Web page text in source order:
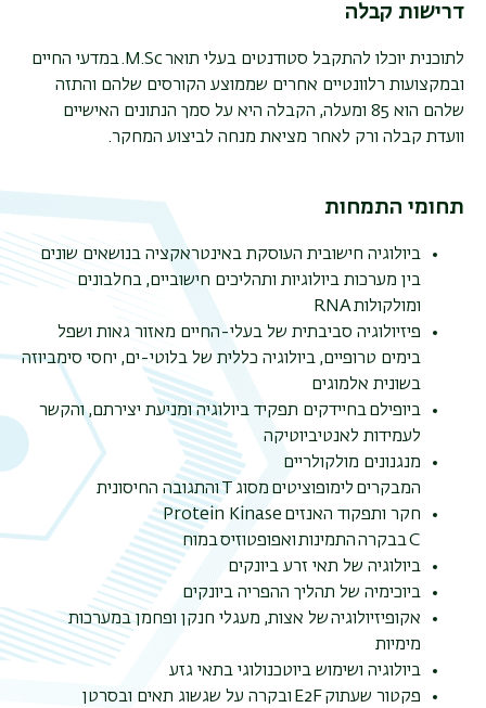
דרישות קבלה
לתוכנית יוכלו להתקבל סטודנטים בעלי תואר M.Sc. במדעי החיים
ובמקצועות רלוונטיים אחרים שממוצע הקורסים שלהם והתזה
שלהם הוא 85 ומעלה, הקבלה היא על סמך הנתונים האישיים
וועדת קבלה ורק לאחר מציאת מנחה לביצוע המחקר.
תחומי התמחות
ביולוגיה חישובית העוסקת באינטראקציה בנושאים שונים
בין מערכות ביולוגיות ותהליכים חישוביים, בחלבונים
ומולקולות RNA
פיזיולוגיה סביבתית של בעלי-החיים מאזור גאות ושפל
בימים טרופיים, ביולוגיה כללית של בלוטי-ים, יחסי סימביוזה
בשונית אלמוגים
ביופילם בחיידקים תפקיד ביולוגיה ומניעת יצירתם, והקשר
לעמידות לאנטיביוטיקה
מנגנונים מולקולריים
המבקרים לימופוציטים מסוג T והתגובה החיסונית
חקר ותפקוד האנזים Protein Kinase
C בבקרה התמינות ואפופטוזיס במוח
ביולוגיה של תאי זרע ביונקים
ביוכימיה של תהליך ההפריה ביונקים
אקופיזיולוגיה של אצות, מעגלי חנקן ופחמן במערכות
מימיות
ביולוגיה ושימוש ביוטכנולוגי בתאי גזע
פקטור שעתוק E2F ובקרה על שגשוג תאים ובסרטן